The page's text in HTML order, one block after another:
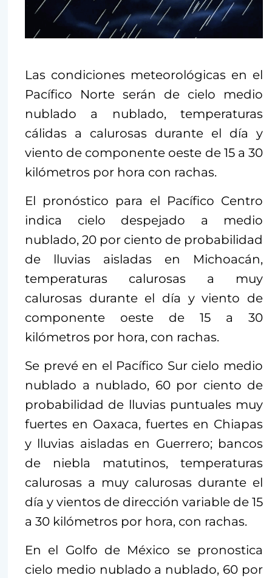
Las condiciones meteorológicas en el
Pacífico Norte serán de cielo medio
nublado a nublado, temperaturas
cálidas a calurosas durante el día y
viento de componente oeste de 15 a 30
kilómetros por hora con rachas.
El pronóstico para el Pacífico Centro
indica cielo despejado a medio
nublado, 20 por ciento de probabilidad
de lluvias aisladas en Michoacán,
temperaturas calurosas a muy
calurosas durante el día y viento de
componente oeste de 15 a 30
kilómetros por hora, con rachas.
Se prevé en el Pacífico Sur cielo medio
nublado a nublado, 60 por ciento de
probabilidad de lluvias puntuales muy
fuertes en Oaxaca, fuertes en Chiapas
y lluvias aisladas en Guerrero; bancos
de niebla matutinos, temperaturas
calurosas a muy calurosas durante el
día y vientos de dirección variable de 15
a 30 kilómetros por hora, con rachas.
En el Golfo de México se pronostica
cielo medio nublado a nublado, 60 por